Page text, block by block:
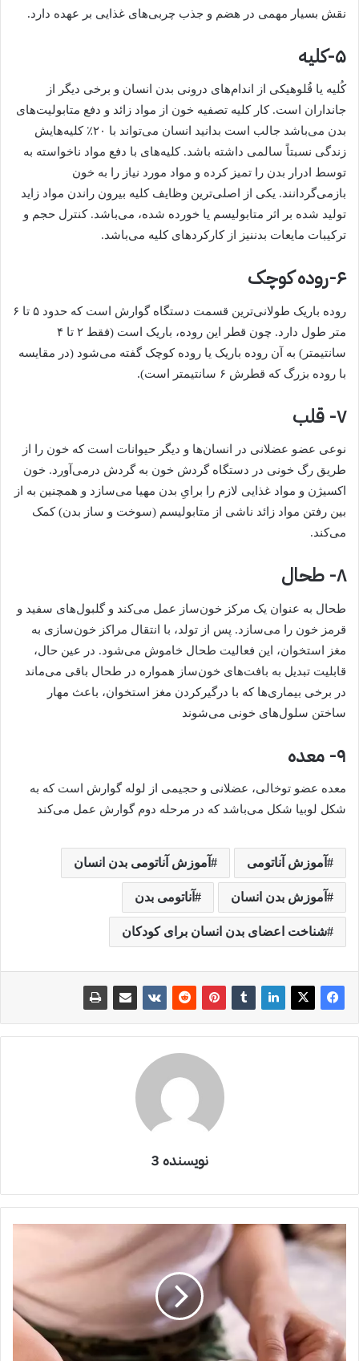
نقش بسیار مهمی در هضم و جذب چربی‌های غذایی بر عهده دارد.
۵-کلیه
کُلیه یا قُلوهیکی از اندام‌های درونی بدن انسان و برخی دیگر از
جانداران است. کار کلیه تصفیه خون از مواد زائد و دفع متابولیت‌های
بدن می‌باشد جالب است بدانید انسان می‌تواند با ۲۰٪ کلیه‌هایش
زندگی نسبتاً سالمی داشته باشد. کلیه‌های با دفع مواد ناخواسته به
توسط ادرار بدن را تمیز کرده و مواد مورد نیاز را به خون
بازمی‌گردانند. یکی از اصلی‌ترین وظایف کلیه بیرون راندن مواد زاید
تولید شده بر اثر متابولیسم یا خورده شده، می‌باشد. کنترل حجم و
ترکیبات مایعات بدننیز از کارکرد‌های کلیه می‌باشد.
۶-روده کوچک
روده باریک طولانی‌ترین قسمت دستگاه گوارش است که حدود ۵ تا ۶
متر طول دارد. چون قطر این روده، باریک است (فقط ۲ تا ۴
سانتیمتر) به آن روده باریک یا روده کوچک گفته می‌شود (در مقایسه
با روده بزرگ که قطرش ۶ سانتیمتر است).
۷- قلب
نوعی عضو عضلانی در انسان‌ها و دیگر حیوانات است که خون را از
طریق رگ خونی در دستگاه گردش خون به گردش درمی‌آورد. خون
اکسیژن و مواد غذایی لازم را برایِ بدن مهیا می‌سازد و همچنین به از
بین رفتن مواد زائد ناشی از متابولیسم (سوخت و ساز بدن) کمک
می‌کند.
۸- طحال
طحال به عنوان یک مرکز خون‌ساز عمل می‌کند و گلبول‌های سفید و
قرمز خون را می‌سازد. پس از تولد، با انتقال مراکز خون‌سازی به
مغز استخوان، این فعالیت طحال خاموش می‌شود. در عین حال،
قابلیت تبدیل به بافت‌های خون‌ساز همواره در طحال باقی می‌ماند
در برخی بیماری‌ها که با درگیرکردن مغز استخوان، باعث مهار
ساختن سلول‌های خونی می‌شوند
۹- معده
معده عضو توخالی، عضلانی و حجیمی از لوله گوارش است که به
شکل لوبیا شکل می‌باشد که در مرحله دوم گوارش عمل می‌کند
آموزش آناتومی آموزش آناتومی بدن انسان
آموزش بدن انسان آناتومی بدن
شناخت اعضای بدن انسان برای کودکان
نویسنده 3